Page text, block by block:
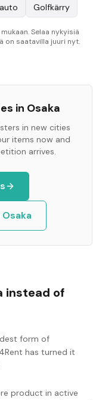
Golfkärry
Selaa nykyisiä
on saatavilla juuri nyt.
in Osaka
in new cities
items now and
arrives.
Osaka
instead of
form of
has turned it
product in active